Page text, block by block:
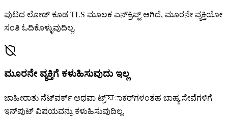
ಪುಟದ ಲೋಡ್ ಕೂಡ TLS ಮೂಲಕ ಎನ್‌ಕ್ರಿಪ್ಟ್ ಆಗಿದೆ, ಮೂರನೇ ವ್ಯಕ್ತಿಯೋ
ಸಂತಿ ಓದಿಕೊಳ್ಳುವುದಿಲ್ಲ.
ಮೂರನೇ ವ್ಯಕ್ತಿಗೆ ಕಳುಹಿಸುವುದು ಇಲ್ಲ
ಜಾಹೀರಾತು ನೆಟ್‌ವರ್ಕ್ ಅಥವಾ ಟ್ರ್যಾಕರ್‌ಗಳಂತಹ ಬಾಹ್ಯ ಸೇವೆಗಳಿಗೆ
ಇನ್‌ಪುಟ್ ವಿಷಯವನ್ನು ಕಳುಹಿಸುವುದಿಲ್ಲ.